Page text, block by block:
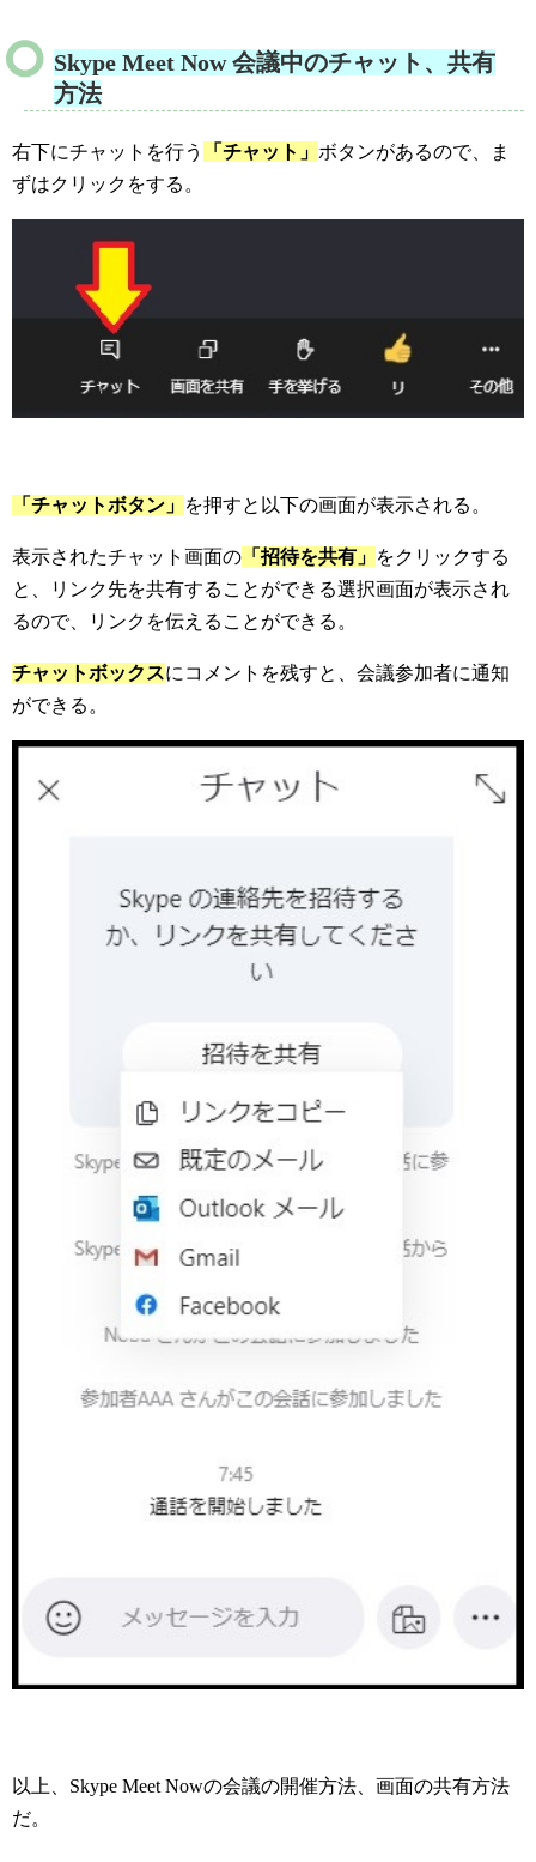
Skype Meet Now 会議中のチャット、共有
方法
右下にチャットを行う 「チャット」 ボタンがあるので、ま
ずはクリックをする。
「チャットボタン」 を押すと以下の画面が表示される。
表示されたチャット画面の 「招待を共有」 をクリックする
と、リンク先を共有することができる選択画面が表示され
るので、リンクを伝えることができる。
チャットボックスにコメントを残すと、会議参加者に通知
ができる。
以上、Skype Meet Nowの会議の開催方法、画面の共有方法
だ。